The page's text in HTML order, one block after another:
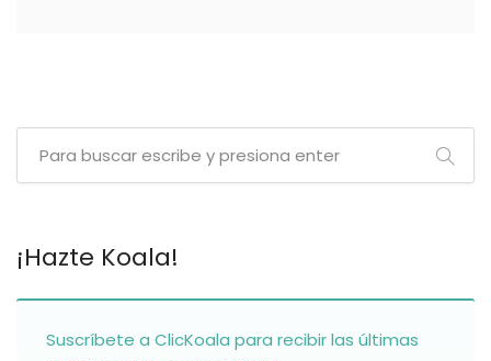
¡Hazte Koala!
Suscríbete a ClicKoala para recibir las últimas